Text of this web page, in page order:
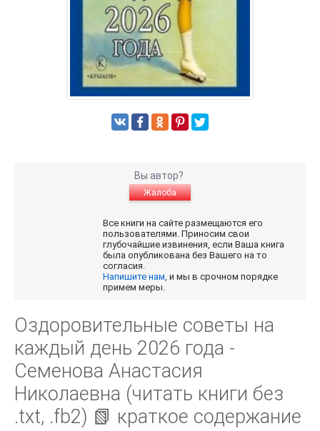
Вы автор?
Жалоба
Все книги на сайте размещаются его
пользователями. Приносим свои
глубочайшие извинения, если Ваша книга
была опубликована без Вашего на то
согласия.
Напишите нам, и мы в срочном порядке
примем меры.
Оздоровительные советы на
каждый день 2026 года -
Семенова Анастасия
Николаевна (читать книги без
.txt, .fb2) 📗 краткое содержание